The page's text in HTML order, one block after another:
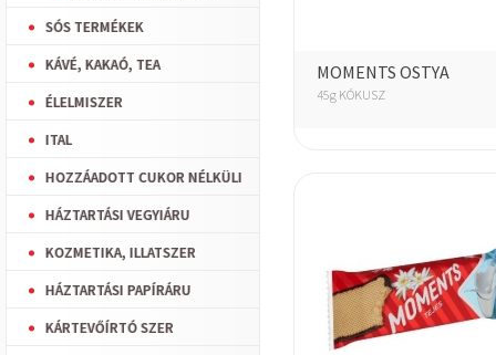
SÓS TERMÉKEK
KÁVÉ, KAKAÓ, TEA
ÉLELMISZER
ITAL
HOZZÁADOTT CUKOR NÉLKÜLI
HÁZTARTÁSI VEGYIÁRU
KOZMETIKA, ILLATSZER
HÁZTARTÁSI PAPÍRÁRU
KÁRTEVŐÍRTÓ SZER
MOMENTS OSTYA
45g KÓKUSZ